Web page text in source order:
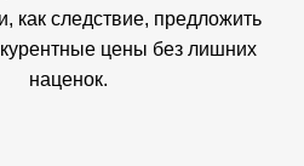
как следствие, предложить
цены без лишних
наценок.